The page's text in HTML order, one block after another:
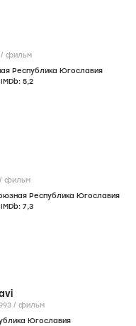
/ фильм
Республика Югославия
IMDb: 5,2
/ фильм
Республика Югославия
IMDb: 7,3
/ фильм
Югославия